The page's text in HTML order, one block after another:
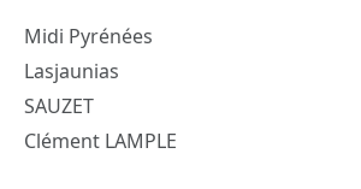
Midi Pyrénées
Lasjaunias
SAUZET
Clément LAMPLE